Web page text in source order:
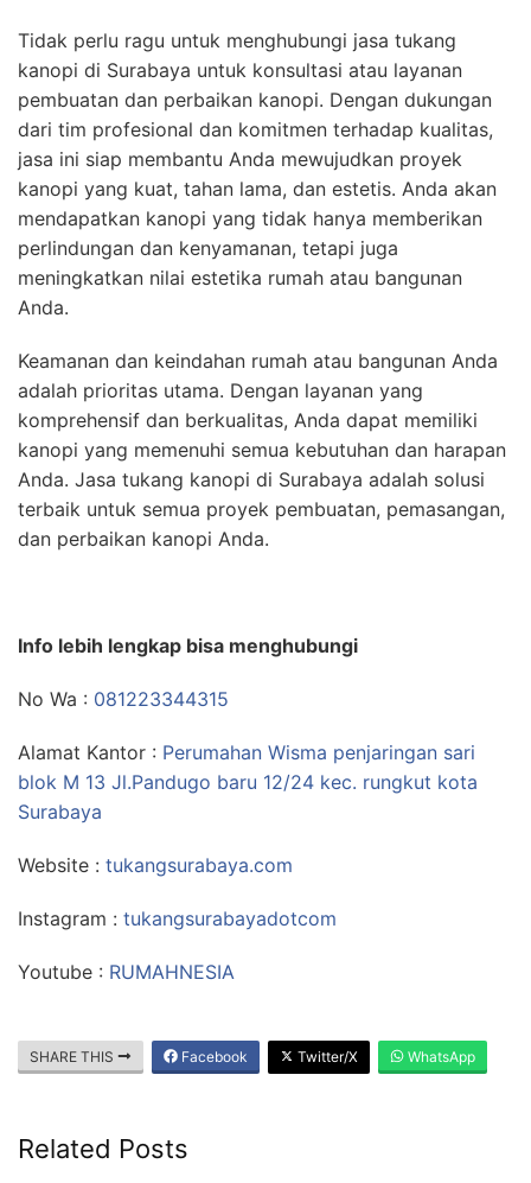
Tidak perlu ragu untuk menghubungi jasa tukang
kanopi di Surabaya untuk konsultasi atau layanan
pembuatan dan perbaikan kanopi. Dengan dukungan
dari tim profesional dan komitmen terhadap kualitas,
jasa ini siap membantu Anda mewujudkan proyek
kanopi yang kuat, tahan lama, dan estetis. Anda akan
mendapatkan kanopi yang tidak hanya memberikan
perlindungan dan kenyamanan, tetapi juga
meningkatkan nilai estetika rumah atau bangunan
Anda.
Keamanan dan keindahan rumah atau bangunan Anda
adalah prioritas utama. Dengan layanan yang
komprehensif dan berkualitas, Anda dapat memiliki
kanopi yang memenuhi semua kebutuhan dan harapan
Anda. Jasa tukang kanopi di Surabaya adalah solusi
terbaik untuk semua proyek pembuatan, pemasangan,
dan perbaikan kanopi Anda.
Info lebih lengkap bisa menghubungi
No Wa : 081223344315
Alamat Kantor : Perumahan Wisma penjaringan sari
blok M 13 Jl.Pandugo baru 12/24 kec. rungkut kota
Surabaya
Website : tukangsurabaya.com
Instagram : tukangsurabayadotcom
Youtube : RUMAHNESIA
SHARE THIS Facebook Twitter/X WhatsApp
Related Posts